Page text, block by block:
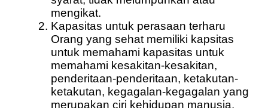
mengikat.
Kapasitas untuk perasaan terharu
Orang yang sehat memiliki kapsitas
untuk memahami kapasitas untuk
memahami kesakitan-kesakitan,
penderitaan-penderitaan, ketakutan-
ketakutan, kegagalan-kegagalan yang
merupakan ciri kehidupan manusia.